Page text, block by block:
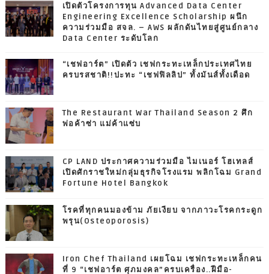
เปิดตัวโครงการทุน Advanced Data Center
Engineering Excellence Scholarship ผนึก
ความร่วมมือ สจล. – AWS ผลักดันไทยสู่ศูนย์กลาง
Data Center ระดับโลก
“เชฟอาร์ต” เปิดตัว เชฟกระทะเหล็กประเทศไทย
ครบรสชาติ!!ปะทะ “เชฟฟิลลิป” ทั้งมันส์ทั้งเดือด
The Restaurant War Thailand Season 2 ศึก
พ่อค้าซ่า แม่ค้าแซ่บ
CP LAND ประกาศความร่วมมือ ไมเนอร์ โฮเทลส์
เปิดศักราชใหม่กลุ่มธุรกิจโรงแรม พลิกโฉม Grand
Fortune Hotel Bangkok
โรคที่ทุกคนมองข้าม ภัยเงียบ จากภาวะโรคกระดูก
พรุน(Osteoporosis)
Iron Chef Thailand เผยโฉม เชฟกระทะเหล็กคน
ที่ 9 “เชฟอาร์ต ศุภมงคล”ครบเครื่อง..ฝีมือ-